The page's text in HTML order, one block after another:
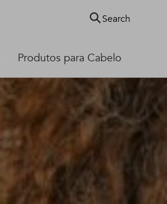
Produtos para Cabelo
Search